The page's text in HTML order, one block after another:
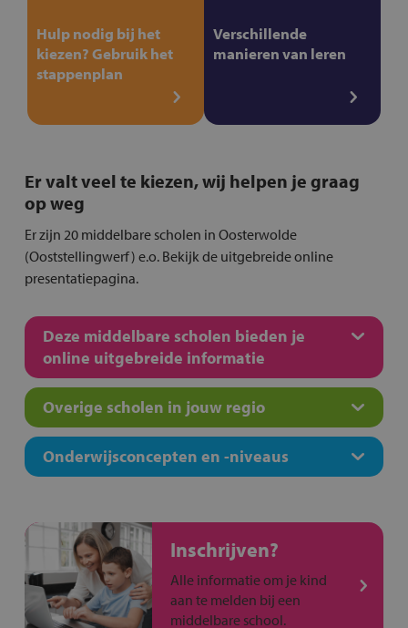
Hulp nodig bij het
kiezen? Gebruik het
stappenplan
Verschillende
manieren van leren
Er valt veel te kiezen, wij helpen je graag
op weg
Er zijn 20 middelbare scholen in Oosterwolde
(Ooststellingwerf) e.o. Bekijk de uitgebreide online
presentatiepagina.
Deze middelbare scholen bieden je
online uitgebreide informatie
Overige scholen in jouw regio
Onderwijsconcepten en -niveaus
Inschrijven?
Alle informatie om je kind
aan te melden bij een
middelbare school.